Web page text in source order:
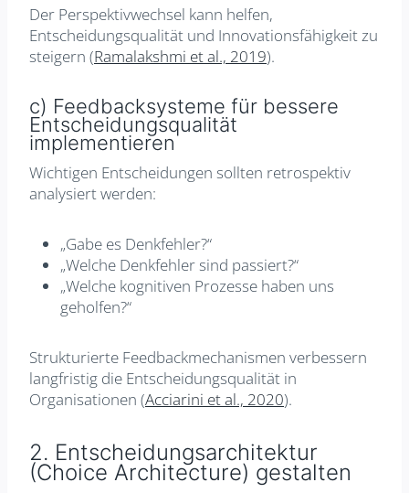
Der Perspektivwechsel kann helfen,
Entscheidungsqualität und Innovationsfähigkeit zu
steigern (Ramalakshmi et al., 2019).
c) Feedbacksysteme für bessere
Entscheidungsqualität
implementieren
Wichtigen Entscheidungen sollten retrospektiv
analysiert werden:
„Gabe es Denkfehler?“
„Welche Denkfehler sind passiert?“
„Welche kognitiven Prozesse haben uns
geholfen?“
Strukturierte Feedbackmechanismen verbessern
langfristig die Entscheidungsqualität in
Organisationen (Acciarini et al., 2020).
2. Entscheidungsarchitektur
(Choice Architecture) gestalten